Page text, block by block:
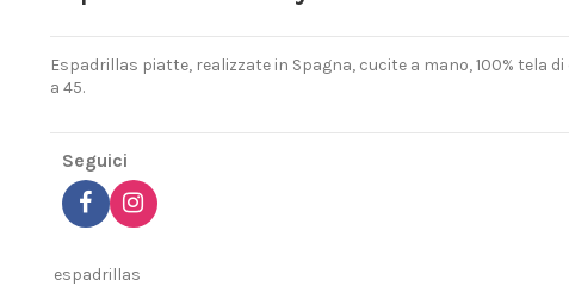
Espadrillas piatte, realizzate in Spagna, cucite a mano, 100% tela
a 45.
Seguici
espadrillas